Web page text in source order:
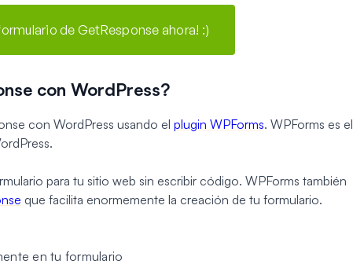
de GetResponse ahora! :)
con WordPress?
con WordPress usando el plugin WPForms. WPForms es el
para tu sitio web sin escribir código. WPForms también
que facilita enormemente la creación de tu formulario.
en tu formulario